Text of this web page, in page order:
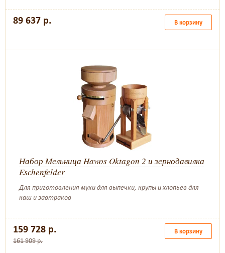
89 637 р. В корзину
Набор Мельница Hawos Oktagon 2 и зернодавилка
Eschenfelder
Для приготовления муки для выпечки, крупы и хлопьев для
каш и завтраков
159 728 р.
161 909 р.
В корзину